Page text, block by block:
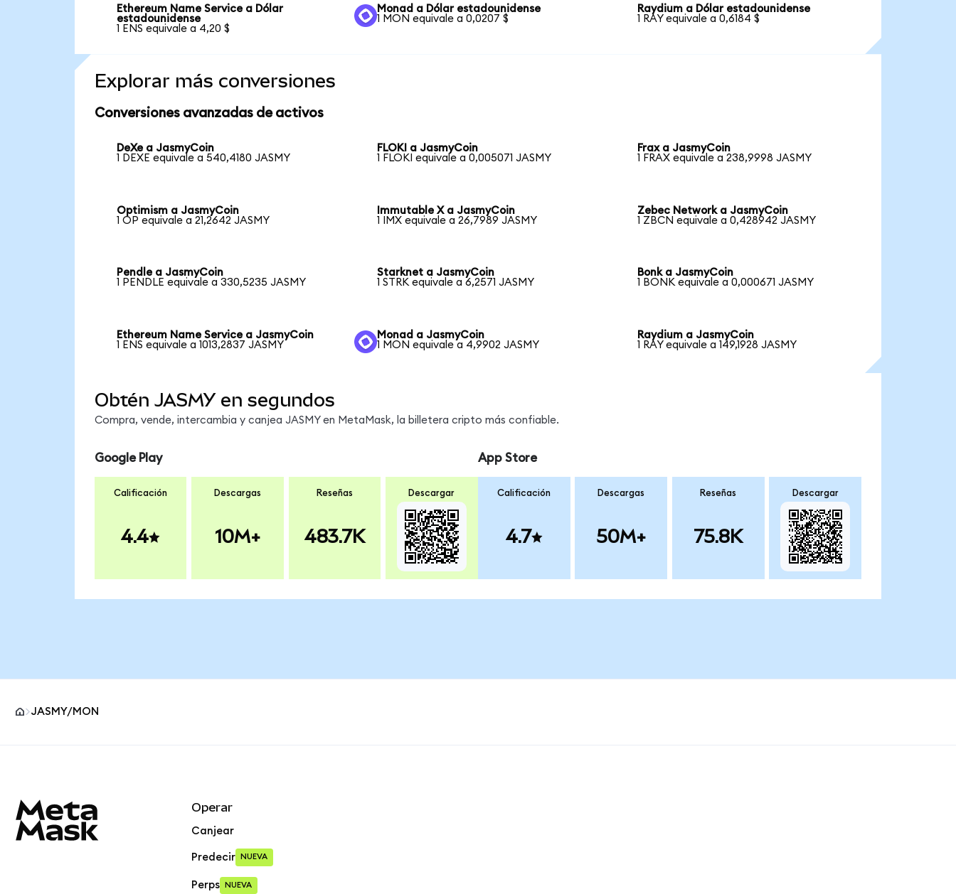
Ethereum Name Service a Dólar
estadounidense
1 ENS equivale a 4,20 $
Monad a Dólar estadounidense
1 MON equivale a 0,0207 $
Raydium a Dólar estadounidense
1 RAY equivale a 0,6184 $
Explorar más conversiones
Conversiones avanzadas de activos
DeXe a JasmyCoin
1 DEXE equivale a 540,4180 JASMY
FLOKI a JasmyCoin
1 FLOKI equivale a 0,005071 JASMY
Frax a JasmyCoin
1 FRAX equivale a 238,9998 JASMY
Optimism a JasmyCoin
1 OP equivale a 21,2642 JASMY
Immutable X a JasmyCoin
1 IMX equivale a 26,7989 JASMY
Zebec Network a JasmyCoin
1 ZBCN equivale a 0,428942 JASMY
Pendle a JasmyCoin
1 PENDLE equivale a 330,5235 JASMY
Starknet a JasmyCoin
1 STRK equivale a 6,2571 JASMY
Bonk a JasmyCoin
1 BONK equivale a 0,000671 JASMY
Ethereum Name Service a JasmyCoin
1 ENS equivale a 1013,2837 JASMY
Monad a JasmyCoin
1 MON equivale a 4,9902 JASMY
Raydium a JasmyCoin
1 RAY equivale a 149,1928 JASMY
Obtén JASMY en segundos
Compra, vende, intercambia y canjea JASMY en MetaMask, la billetera cripto más confiable.
Google Play
Calificación
4.4
Descargas
10M+
Reseñas
483.7K
Descargar
App Store
Calificación
4.7
Descargas
50M+
Reseñas
75.8K
Descargar
JASMY/MON
Operar
Canjear
Predecir NUEVA
Perps NUEVA